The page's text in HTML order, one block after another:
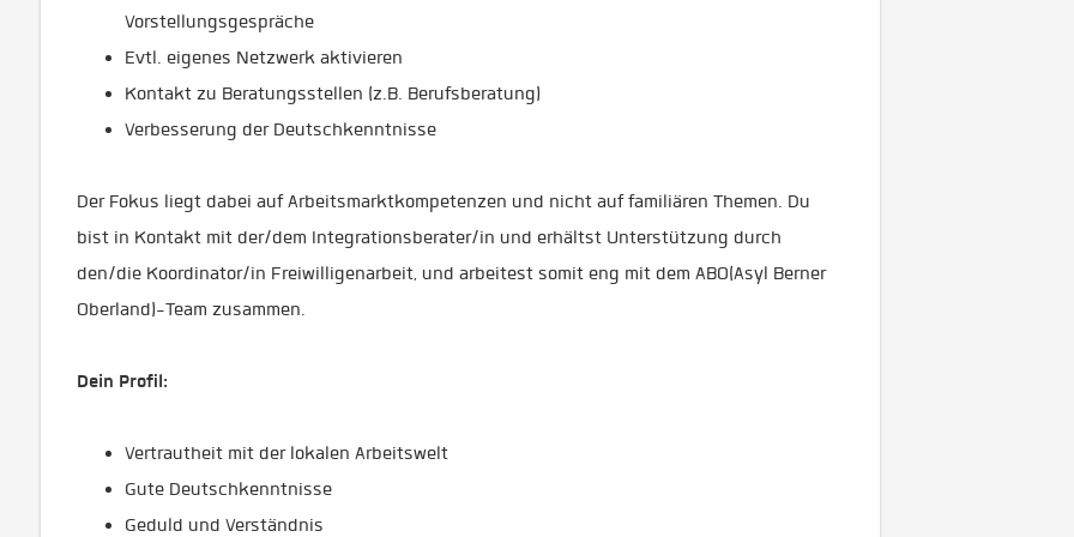
Vorstellungsgespräche
Evtl. eigenes Netzwerk aktivieren
Kontakt zu Beratungsstellen (z.B. Berufsberatung)
Verbesserung der Deutschkenntnisse
Der Fokus liegt dabei auf Arbeitsmarktkompetenzen und nicht auf familiären Themen. Du
bist in Kontakt mit der/dem Integrationsberater/in und erhältst Unterstützung durch
den/die Koordinator/in Freiwilligenarbeit, und arbeitest somit eng mit dem ABO(Asyl Berner
Oberland)-Team zusammen.
Dein Profil:
Vertrautheit mit der lokalen Arbeitswelt
Gute Deutschkenntnisse
Geduld und Verständnis